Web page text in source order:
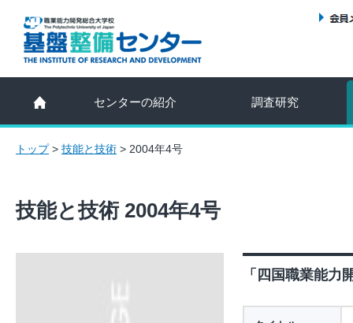
センターの紹介 調査研究
トップ> 技能と技術 > 2004年4号
技能と技術 2004年4号
「四国職業能力